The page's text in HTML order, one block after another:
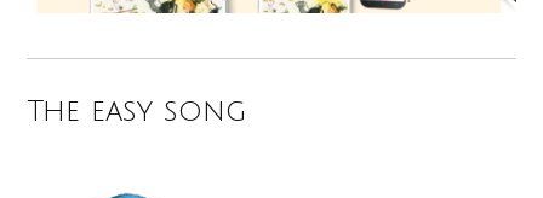
The easy song